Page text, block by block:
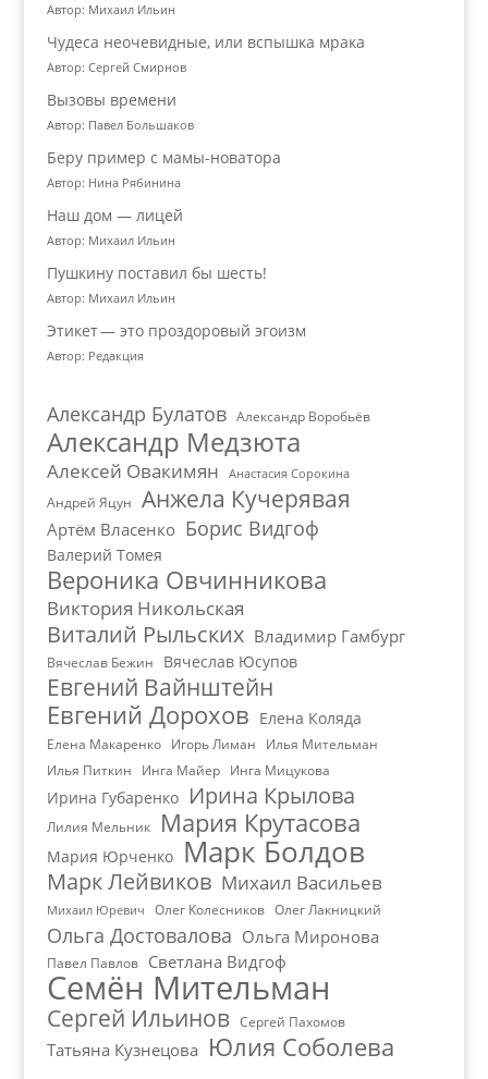
Автор: Михаил Ильин
Чудеса неочевидные, или вспышка мрака
Автор: Сергей Смирнов
Вызовы времени
Автор: Павел Большаков
Беру пример с мамы-новатора
Автор: Нина Рябинина
Наш дом — лицей
Автор: Михаил Ильин
Пушкину поставил бы шесть!
Автор: Михаил Ильин
Этикет — это проздоровый эгоизм
Автор: Редакция
Александр Булатов Александр Воробьёв
Александр Медзюта
Алексей Овакимян Анастасия Сорокина
Андрей Яцун Анжела Кучерявая
Артём Власенко Борис Видгоф
Валерий Томея
Вероника Овчинникова
Виктория Никольская
Виталий Рыльских Владимир Гамбург
Вячеслав Бежин Вячеслав Юсупов
Евгений Вайнштейн
Евгений Дорохов Елена Коляда
Елена Макаренко Игорь Лиман
Илья Мительман
Илья Питкин
Инга Майер Инга Мицукова
Ирина Губаренко Ирина Крылова
Лилия Мельник Мария Крутасова
Мария Юрченко Марк Болдов
Марк Лейвиков Михаил Васильев
Михаил Юревич Олег Колесников Олег Лакницкий
Ольга Достовалова Ольга Миронова
Павел Павлов Светлана Видгоф
Семён Мительман
Сергей Ильинов Сергей Пахомов
Татьяна Кузнецова Юлия Соболева